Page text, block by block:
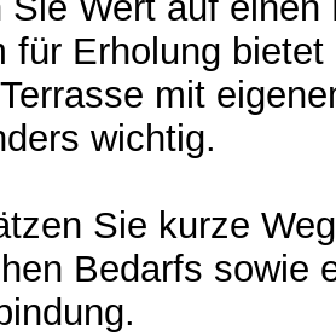
für Erholung
mit
wichtig.
Sie kurze
Bedarfs sowie